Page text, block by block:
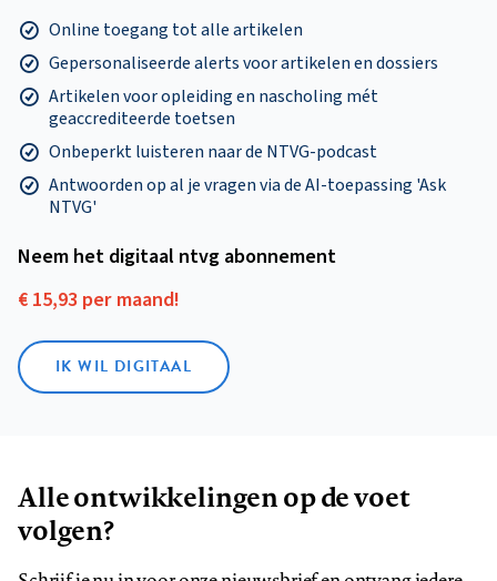
Online toegang tot alle artikelen
Gepersonaliseerde alerts voor artikelen en dossiers
Artikelen voor opleiding en nascholing mét
geaccrediteerde toetsen
Onbeperkt luisteren naar de NTVG-podcast
Antwoorden op al je vragen via de AI-toepassing 'Ask
NTVG'
Neem het digitaal ntvg abonnement
€ 15,93 per maand!
IK WIL DIGITAAL
Alle ontwikkelingen op de voet
volgen?